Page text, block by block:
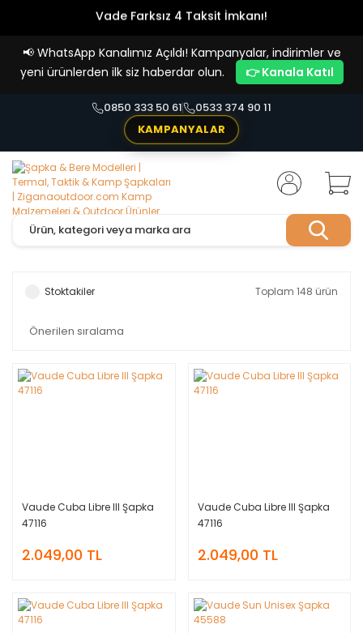
Vade Farksız 4 Taksit İmkanı!
📢 WhatsApp Kanalımız Açıldı! Kampanyalar, indirimler ve
yeni ürünlerden ilk siz haberdar olun.
👉 Kanala Katıl
0850 333 50 61
0533 374 90 11
KAMPANYALAR
Stoktakiler Toplam 148 ürün
Vaude Cuba Libre III Şapka
47116
2.049,00 TL
Vaude Cuba Libre III Şapka
47116
2.049,00 TL